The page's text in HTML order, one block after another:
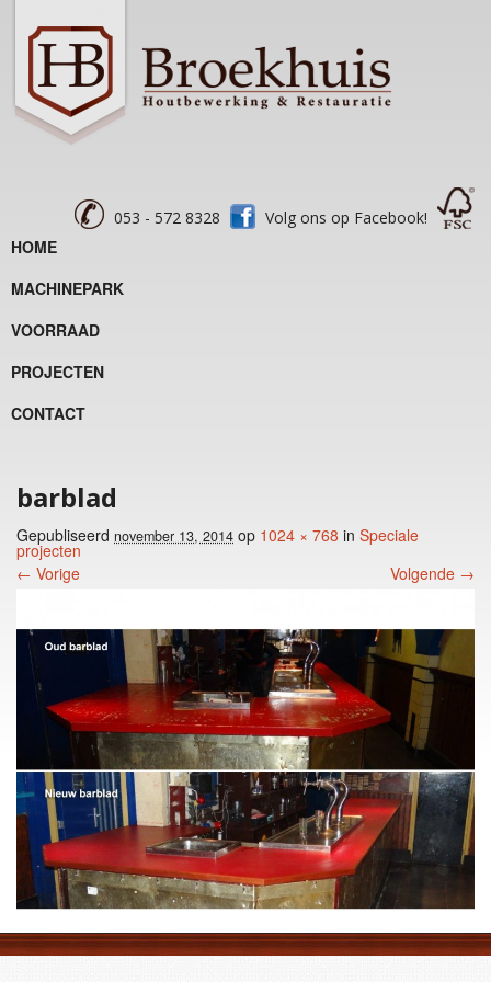
053 - 572 8328 Volg ons op Facebook!
HOME
MACHINEPARK
VOORRAAD
PROJECTEN
CONTACT
barblad
Gepubliseerd november 13, 2014 op 1024 × 768 in Speciale
projecten
Foto menu
← Vorige Volgende →